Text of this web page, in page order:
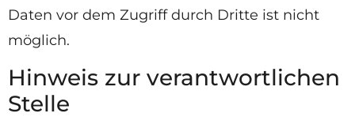
Daten vor dem Zugriff durch Dritte ist nicht
möglich.
Hinweis zur verantwortlichen
Stelle